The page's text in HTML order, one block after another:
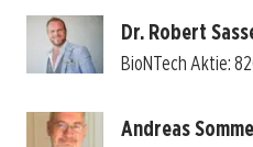
Dr. Robert
BioNTech Aktie:
Andreas